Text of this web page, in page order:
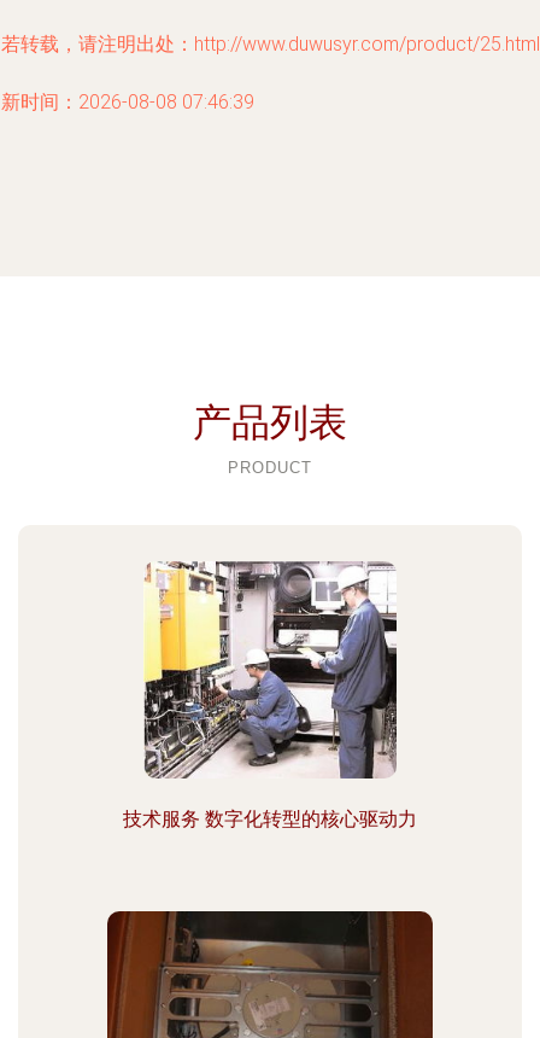
转载，请注明出处：http://www.duwusyr.com/product/25.html
时间：2026-08-08 07:46:39
产品列表
PRODUCT
技术服务 数字化转型的核心驱动力